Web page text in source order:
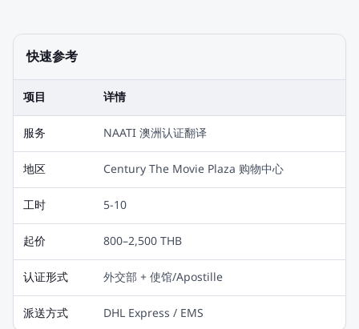
快速参考
项目 详情
服务 NAATI 澳洲认证翻译
地区 Century The Movie Plaza 购物中心
工时 5-10
起价 800–2,500 THB
认证形式 外交部 + 使馆/Apostille
派送方式 DHL Express / EMS